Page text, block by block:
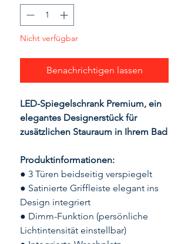
Nicht verfügbar
Benachrichtigen lassen
LED-Spiegelschrank Premium, ein
elegantes Designerstück für
zusätzlichen Stauraum in Ihrem Bad
Produktinformationen:
● 3 Türen beidseitig verspiegelt
● Satinierte Griffleiste elegant ins
Design integriert
● Dimm-Funktion (persönliche
Lichtintensität einstellbar)